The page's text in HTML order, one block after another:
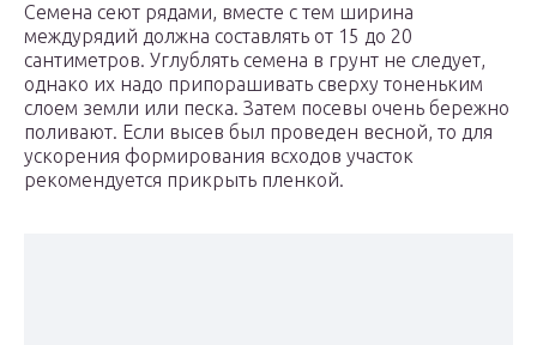
Семена сеют рядами, вместе с тем ширина
междурядий должна составлять от 15 до 20
сантиметров. Углублять семена в грунт не следует,
однако их надо припорашивать сверху тоненьким
слоем земли или песка. Затем посевы очень бережно
поливают. Если высев был проведен весной, то для
ускорения формирования всходов участок
рекомендуется прикрыть пленкой.